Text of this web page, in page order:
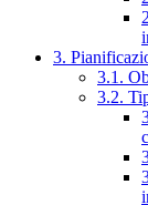
3.
3.1.
3.2.